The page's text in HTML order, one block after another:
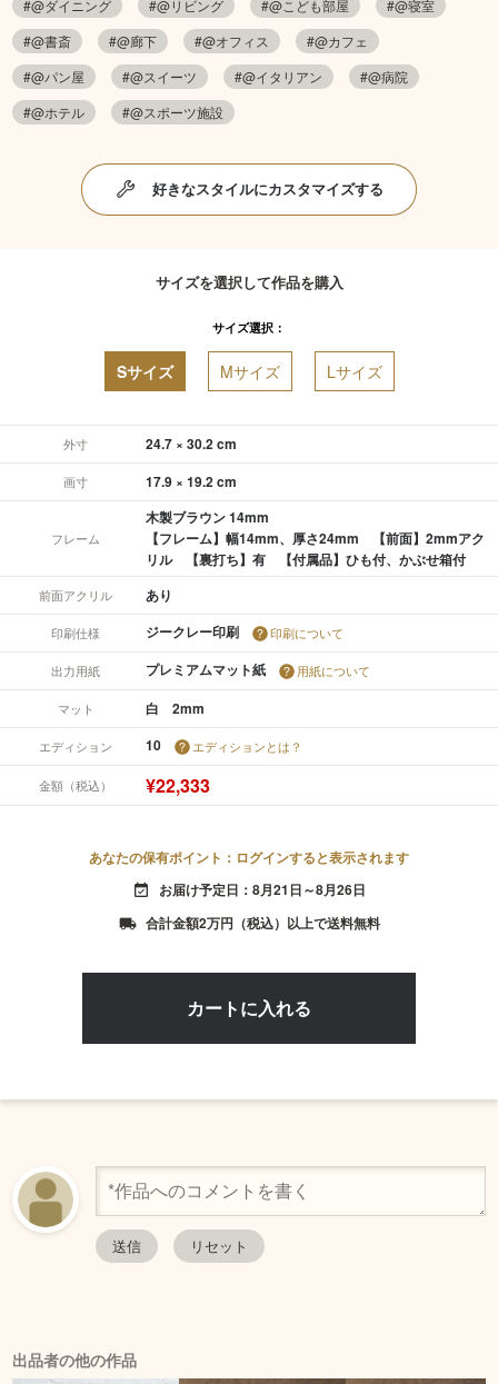
#@ダイニング
#@リビング #@こども部屋
#@寝室
#@書斎
#@廊下 #@オフィス
#@カフェ
#@パン屋
#@スイーツ #@イタリアン
#@病院
#@ホテル
#@スポーツ施設
好きなスタイルにカスタマイズする
サイズを選択して作品を購入
サイズ選択：
Sサイズ Mサイズ Lサイズ
外寸 24.7 × 30.2 cm
画寸 17.9 × 19.2 cm
フレーム
木製ブラウン 14mm
【フレーム】幅14mm、厚さ24mm 【前面】2mmアク
リル 【裏打ち】有 【付属品】ひも付、かぶせ箱付
前面アクリル あり
印刷仕様 ジークレー印刷 印刷について
出力用紙 プレミアムマット紙 用紙について
マット 白 2mm
エディション 10 エディションとは？
金額（税込） ¥22,333
あなたの保有ポイント：ログインすると表示されます
event_available お届け予定日：8月21日～8月26日
local_shipping 合計金額2万円（税込）以上で送料無料
出品者の他の作品